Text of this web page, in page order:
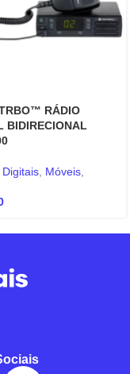
RÁDIO
BIDIRECIONAL
Móveis